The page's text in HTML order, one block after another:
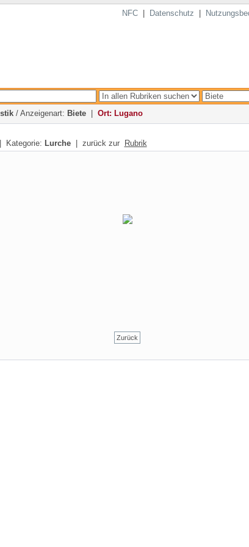
NFC| Datenschutz
/ Anzeigenart: Biete| Ort: Lugano
Lurche| zurück zur Rubrik
Zurück